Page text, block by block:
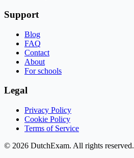
Support
Blog
FAQ
Contact
About
For schools
Legal
Privacy Policy
Cookie Policy
Terms of Service
© 2026 DutchExam. All rights reserved.